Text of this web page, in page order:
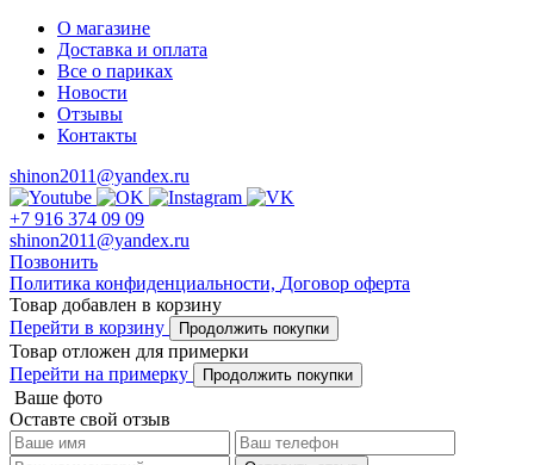
О магазине
Доставка и оплата
Все о париках
Новости
Отзывы
Контакты
shinon2011@yandex.ru
+7 916 374 09 09
shinon2011@yandex.ru
Позвонить
Политика конфиденциальности, Договор оферта
Товар добавлен в корзину
Перейти в корзину
Продолжить покупки
Товар отложен для примерки
Перейти на примерку
Продолжить покупки
Ваше фото
Оставте свой отзыв